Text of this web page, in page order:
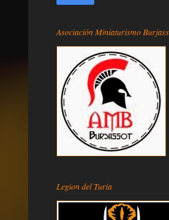
Asociación Miniaturismo
Legion del Turia